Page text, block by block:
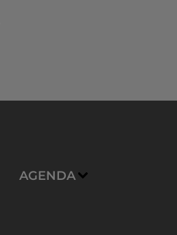
AGENDA